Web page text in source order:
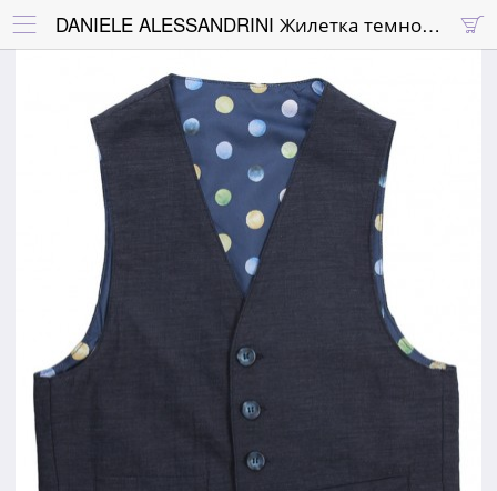
 
DANIELE ALESSANDRINI Жилетка темно-синяя классическая двусторонняя